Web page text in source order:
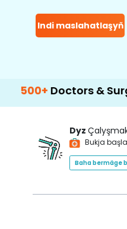
Indi maslahatlaşyň
& Surgeons
Dyz
Bukja başla
Baha bermäge